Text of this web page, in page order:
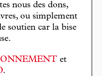
nous des dons,
ou simplement
soutien car la bise
et
.